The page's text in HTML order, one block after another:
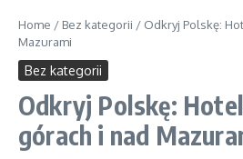
Home / Bez kategorii / Odkryj Polskę:
Mazurami
Bez kategorii
Odkryj Polskę:
górach i nad